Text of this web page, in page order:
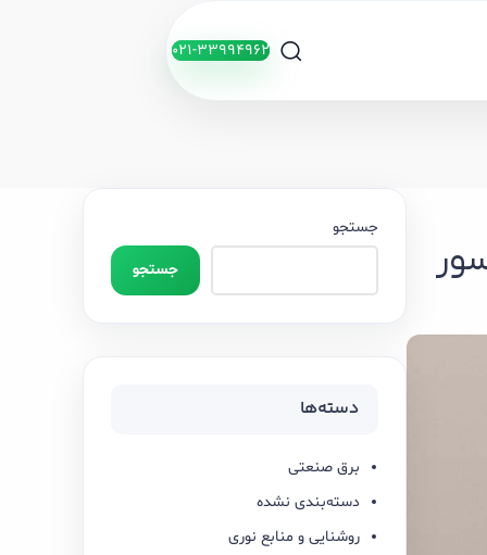
021-33994962
جستجو
جستجو
دسته‌ها
برق صنعتی
دسته‌بندی نشده
روشنایی و منابع نوری